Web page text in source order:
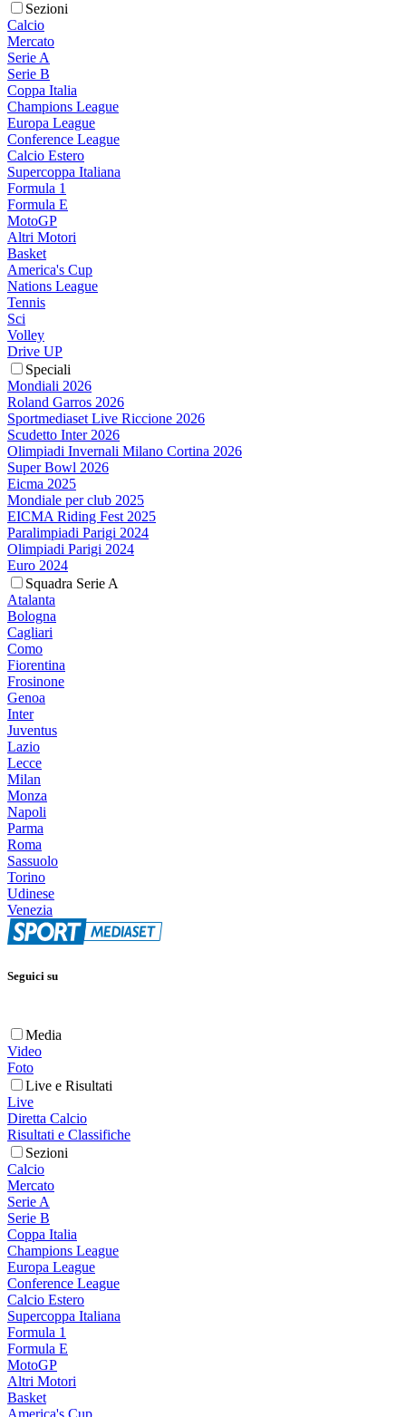
Sezioni
Calcio
Mercato
Serie A
Serie B
Coppa Italia
Champions League
Europa League
Conference League
Calcio Estero
Supercoppa Italiana
Formula 1
Formula E
MotoGP
Altri Motori
Basket
America's Cup
Nations League
Tennis
Sci
Volley
Drive UP
Speciali
Mondiali 2026
Roland Garros 2026
Sportmediaset Live Riccione 2026
Scudetto Inter 2026
Olimpiadi Invernali Milano Cortina 2026
Super Bowl 2026
Eicma 2025
Mondiale per club 2025
EICMA Riding Fest 2025
Paralimpiadi Parigi 2024
Olimpiadi Parigi 2024
Euro 2024
Squadra Serie A
Atalanta
Bologna
Cagliari
Como
Fiorentina
Frosinone
Genoa
Inter
Juventus
Lazio
Lecce
Milan
Monza
Napoli
Parma
Roma
Sassuolo
Torino
Udinese
Venezia
Seguici su
Media
Video
Foto
Live e Risultati
Live
Diretta Calcio
Risultati e Classifiche
Sezioni
Calcio
Mercato
Serie A
Serie B
Coppa Italia
Champions League
Europa League
Conference League
Calcio Estero
Supercoppa Italiana
Formula 1
Formula E
MotoGP
Altri Motori
Basket
America's Cup